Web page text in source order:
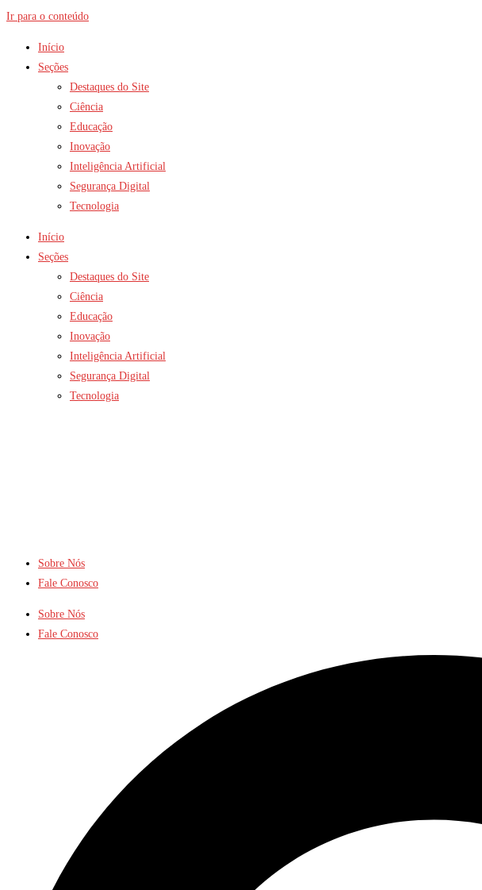
Ir para o conteúdo
Início
Seções
Destaques do Site
Ciência
Educação
Inovação
Inteligência Artificial
Segurança Digital
Tecnologia
Início
Seções
Destaques do Site
Ciência
Educação
Inovação
Inteligência Artificial
Segurança Digital
Tecnologia
Sobre Nós
Fale Conosco
Sobre Nós
Fale Conosco